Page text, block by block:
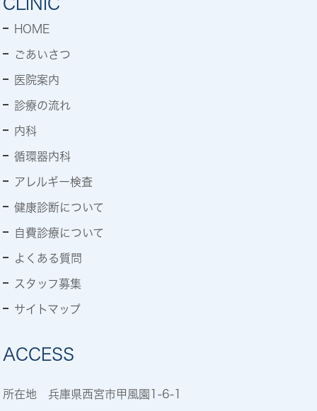
CLINIC
HOME
ごあいさつ
医院案内
診療の流れ
内科
循環器内科
アレルギー検査
健康診断について
自費診療について
よくある質問
スタッフ募集
サイトマップ
ACCESS
所在地 兵庫県西宮市甲風園1-6-1